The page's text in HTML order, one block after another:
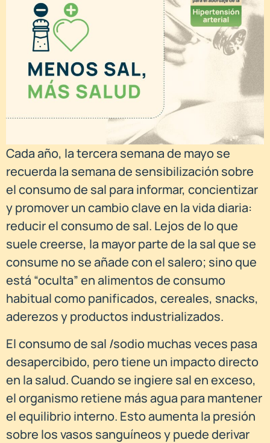
Cada año, la tercera semana de mayo se
recuerda la semana de sensibilización sobre
el consumo de sal para informar, concientizar
y promover un cambio clave en la vida diaria:
reducir el consumo de sal. Lejos de lo que
suele creerse, la mayor parte de la sal que se
consume no se añade con el salero; sino que
está “oculta” en alimentos de consumo
habitual como panificados, cereales, snacks,
aderezos y productos industrializados.
El consumo de sal /sodio muchas veces pasa
desapercibido, pero tiene un impacto directo
en la salud. Cuando se ingiere sal en exceso,
el organismo retiene más agua para mantener
el equilibrio interno. Esto aumenta la presión
sobre los vasos sanguíneos y puede derivar